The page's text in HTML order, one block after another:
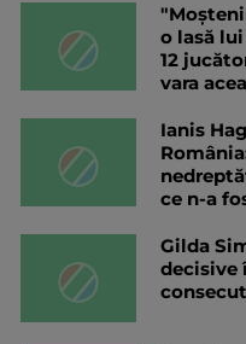
o lasă
12
vara
Ianis
ce n-a
Gilda
decisive